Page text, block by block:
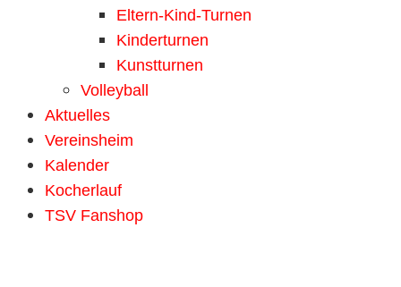
Eltern-Kind-Turnen
Kinderturnen
Kunstturnen
Volleyball
Aktuelles
Vereinsheim
Kalender
Kocherlauf
TSV Fanshop